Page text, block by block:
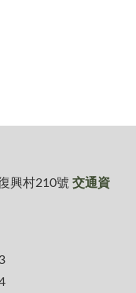
興村210號 交通資